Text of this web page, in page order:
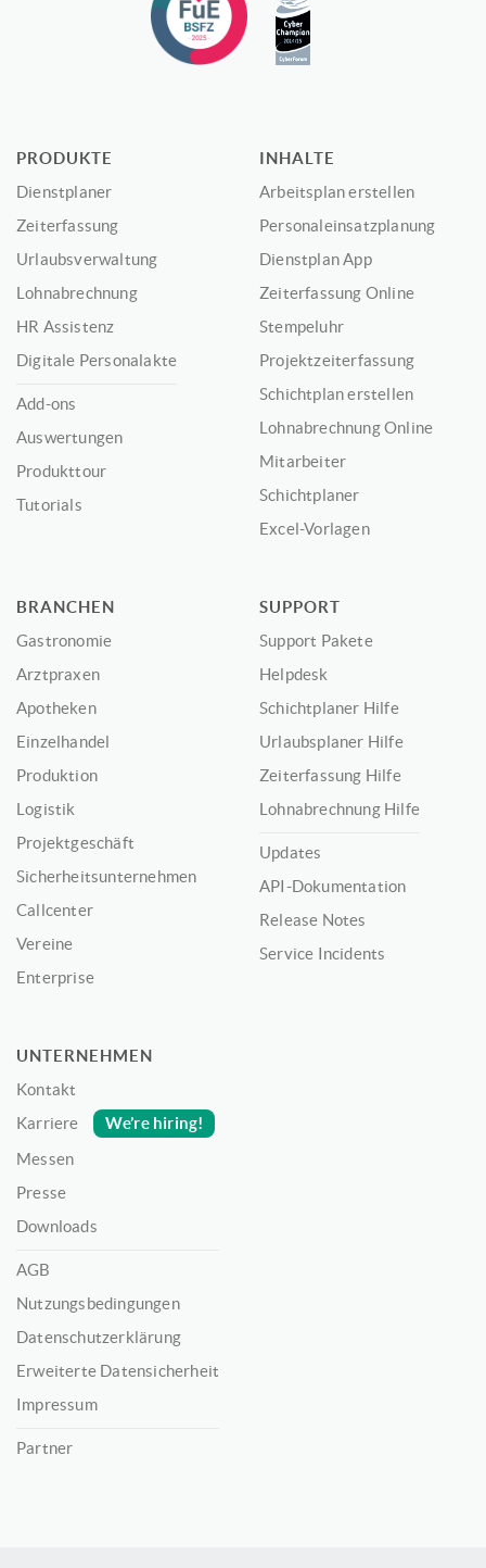
PRODUKTE
Dienstplaner
Zeiterfassung
Urlaubsverwaltung
Lohnabrechnung
HR Assistenz
Digitale Personalakte
Add-ons
Auswertungen
Produkttour
Tutorials
INHALTE
Arbeitsplan erstellen
Personaleinsatzplanung
Dienstplan App
Zeiterfassung Online
Stempeluhr
Projektzeiterfassung
Schichtplan erstellen
Lohnabrechnung Online
Mitarbeiter
Schichtplaner
Excel-Vorlagen
BRANCHEN
Gastronomie
Arztpraxen
Apotheken
Einzelhandel
Produktion
Logistik
Projektgeschäft
Sicherheitsunternehmen
Callcenter
Vereine
Enterprise
SUPPORT
Support Pakete
Helpdesk
Schichtplaner Hilfe
Urlaubsplaner Hilfe
Zeiterfassung Hilfe
Lohnabrechnung Hilfe
Updates
API-Dokumentation
Release Notes
Service Incidents
UNTERNEHMEN
Kontakt
Karriere
We’re hiring!
Messen
Presse
Downloads
AGB
Nutzungsbedingungen
Datenschutzerklärung
Erweiterte Datensicherheit
Impressum
Partner